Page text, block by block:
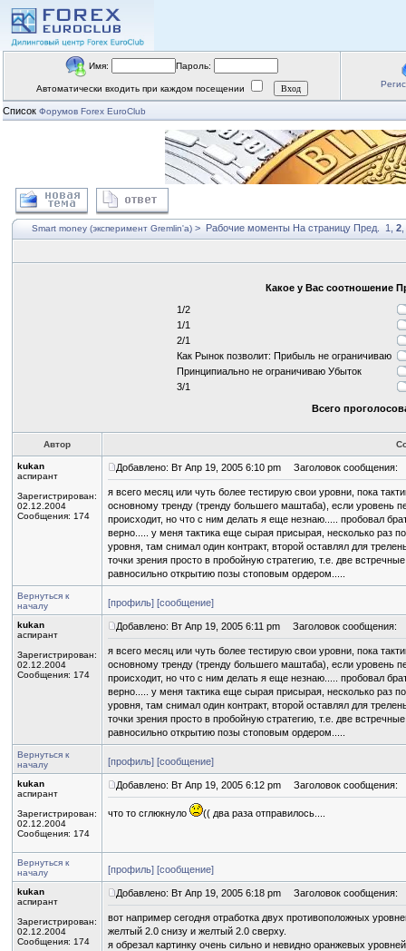
Имя: Пароль:
Автоматически входить при каждом посещении
Список Форумов Forex EuroClub
Smart money (эксперимент Gremlin'a) > Рабочие моменты На страницу Пред. 1 2
Какое у Вас соотношение
1/2
1/1
2/1
Как Рынок позволит: Прибыль не ограничиваю
Принципиально не ограничиваю Убыток
3/1
Всего
Автор
kukan
аспирант
Зарегистрирован:
02.12.2004
Сообщения: 174
Добавлено: Вт Апр 19, 2005 6:10 pm Заголовок сообщения:
я всего месяц или чуть более тестирую свои уровни, пока
основному тренду (тренду большего маштаба), если уровень
происходит, но что с ним делать я еще незнаю..... пробовал
верно..... у меня тактика еще сырая присырая, несколько раз
уровня, там снимал один контракт, второй оставлял для
точки зрения просто в пробойную стратегию, т.е. две
равносильно открытию позы стоповым ордером.....
Вернуться к
началу
[профиль] [сообщение]
kukan
аспирант
Зарегистрирован:
02.12.2004
Сообщения: 174
Добавлено: Вт Апр 19, 2005 6:11 pm Заголовок сообщения:
я всего месяц или чуть более тестирую свои уровни, пока
основному тренду (тренду большего маштаба), если уровень
происходит, но что с ним делать я еще незнаю..... пробовал
верно..... у меня тактика еще сырая присырая, несколько раз
уровня, там снимал один контракт, второй оставлял для
точки зрения просто в пробойную стратегию, т.е. две
равносильно открытию позы стоповым ордером.....
Вернуться к
началу
[профиль] [сообщение]
kukan
аспирант
Зарегистрирован:
02.12.2004
Сообщения: 174
Добавлено: Вт Апр 19, 2005 6:12 pm Заголовок сообщения:
что то сглюкнуло (( два раза отправилось....
Вернуться к
началу
[профиль] [сообщение]
kukan
аспирант
Зарегистрирован:
02.12.2004
Сообщения: 174
Добавлено: Вт Апр 19, 2005 6:18 pm Заголовок сообщения:
вот например сегодня отработка двух противоположных
желтый 2.0 снизу и желтый 2.0 сверху.
я обрезал картинку очень сильно и невидно оранжевых